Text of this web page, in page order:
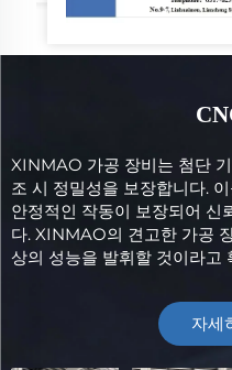
XINMAO 가공 장비는 첨단
조 시 정밀성을 보장합니다.
안정적인 작동이 보장되어 신
다. XINMAO의 견고한 가공
상의 성능을 발휘할 것이라고
자세